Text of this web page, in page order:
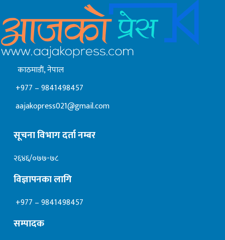
काठमाडाैं, नेपाल
+977 – 9841498457
aajakopress021@gmail.com
सूचना विभाग दर्ता नम्बर
२६४६/०७७-७८
विज्ञापनका लागि
+977 – 9841498457
सम्पादक